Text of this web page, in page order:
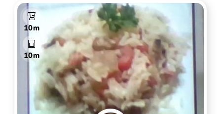
10m
10m